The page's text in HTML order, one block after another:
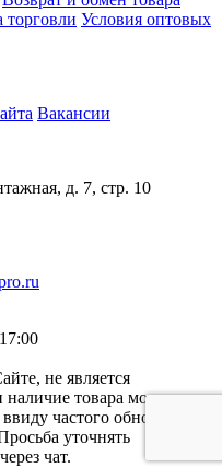
торговли Условия оптовых
Вакансии
д. 7, стр. 10
не является
товара могут
частого обновления
уточнять
чат.